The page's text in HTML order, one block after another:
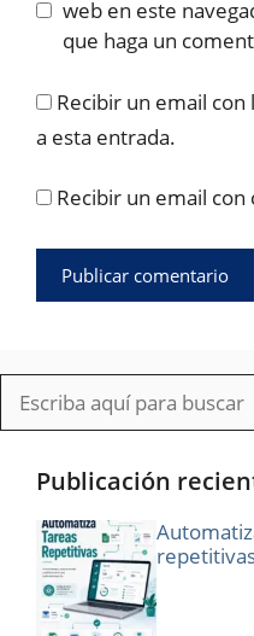
web en este
que haga un
Recibir un email
a esta entrada.
Recibir un email
Publicación